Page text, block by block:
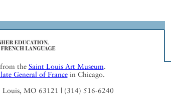
the Saint Louis Art Museum.
General of Francein Chicago.
Louis, MO 63121 | (314) 516-6240